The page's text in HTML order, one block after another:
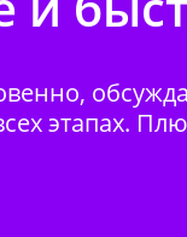
этапах.